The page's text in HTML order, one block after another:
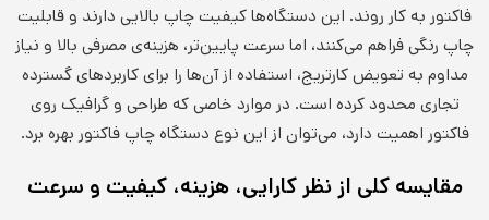
فاکتور به کار روند. این دستگاه‌ها کیفیت چاپ بالایی دارند و قابلیت
چاپ رنگی فراهم می‌کنند، اما سرعت پایین‌تر، هزینه‌ی مصرفی بالا و نیاز
مداوم به تعویض کارتریج، استفاده از آن‌ها را برای کاربردهای گسترده
تجاری محدود کرده است. در موارد خاصی که طراحی و گرافیک روی
فاکتور اهمیت دارد، می‌توان از این نوع دستگاه چاپ فاکتور بهره برد.
مقایسه کلی از نظر کارایی، هزینه، کیفیت و سرعت